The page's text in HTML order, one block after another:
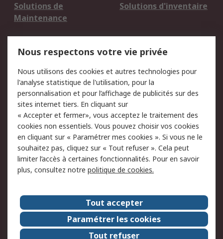
Solutions de
Maintenance
Solutions d'inventaire
du site
Politique de protection
des données - Mise à
jour
Sécurité des E-mails
Conditions générales
de vente
Politique anti-
corruption
Campagnes marketing
A propos de RS
A propos de RS France
Evénements
Le groupe RS Group Plc
Presse
RS dans le monde
Démarche RSE
RS Particuliers
Nous respectons votre vie privée
Nous utilisons des cookies et autres technologies pour
l'analyse statistique de l'utilisation, pour la
personnalisation et pour l’affichage de publicités sur des
sites internet tiers. En cliquant sur
« Accepter et fermer», vous acceptez le traitement des
cookies non essentiels. Vous pouvez choisir vos cookies
en cliquant sur « Paramétrer mes cookies ». Si vous ne le
souhaitez pas, cliquez sur « Tout refuser ». Cela peut
limiter l’accès à certaines fonctionnalités. Pour en savoir
plus, consultez notre politique de cookies.
Tout accepter
Paramétrer les cookies
Tout refuser